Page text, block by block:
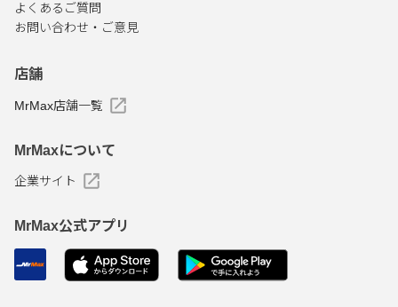
よくあるご質問
お問い合わせ・ご意見
店舗
MrMax店舗一覧
MrMaxについて
企業サイト
MrMax公式アプリ